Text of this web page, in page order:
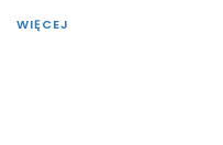
WIĘCEJ